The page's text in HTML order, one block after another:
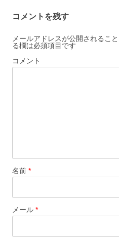
ゲ
ー
シ
ョ
コメントを残す
メールアドレスが公開されること
る欄は必須項目です
コメント
名前 *
メール *